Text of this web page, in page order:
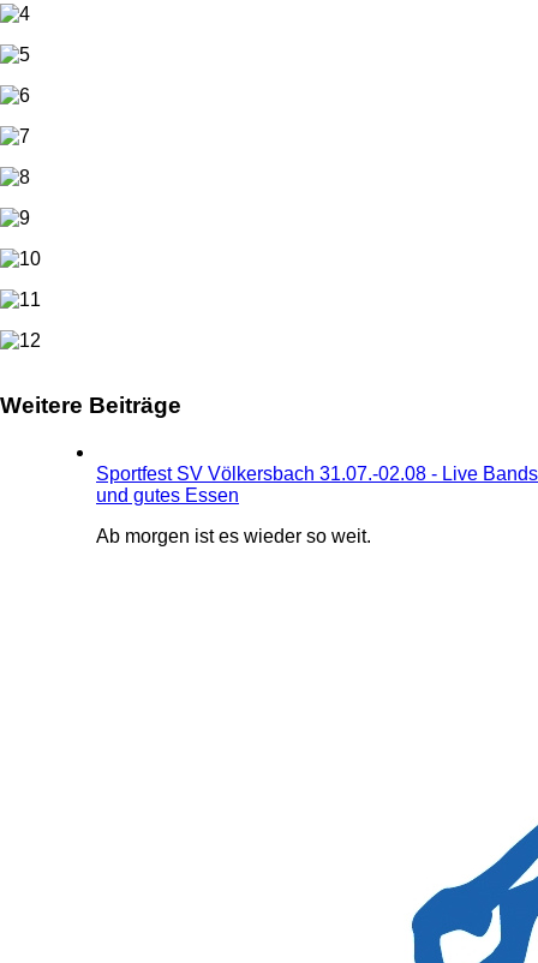
Weitere Beiträge
Sportfest SV Völkersbach 31.07.-02.08 - Live Bands
und gutes Essen
Ab morgen ist es wieder so weit.